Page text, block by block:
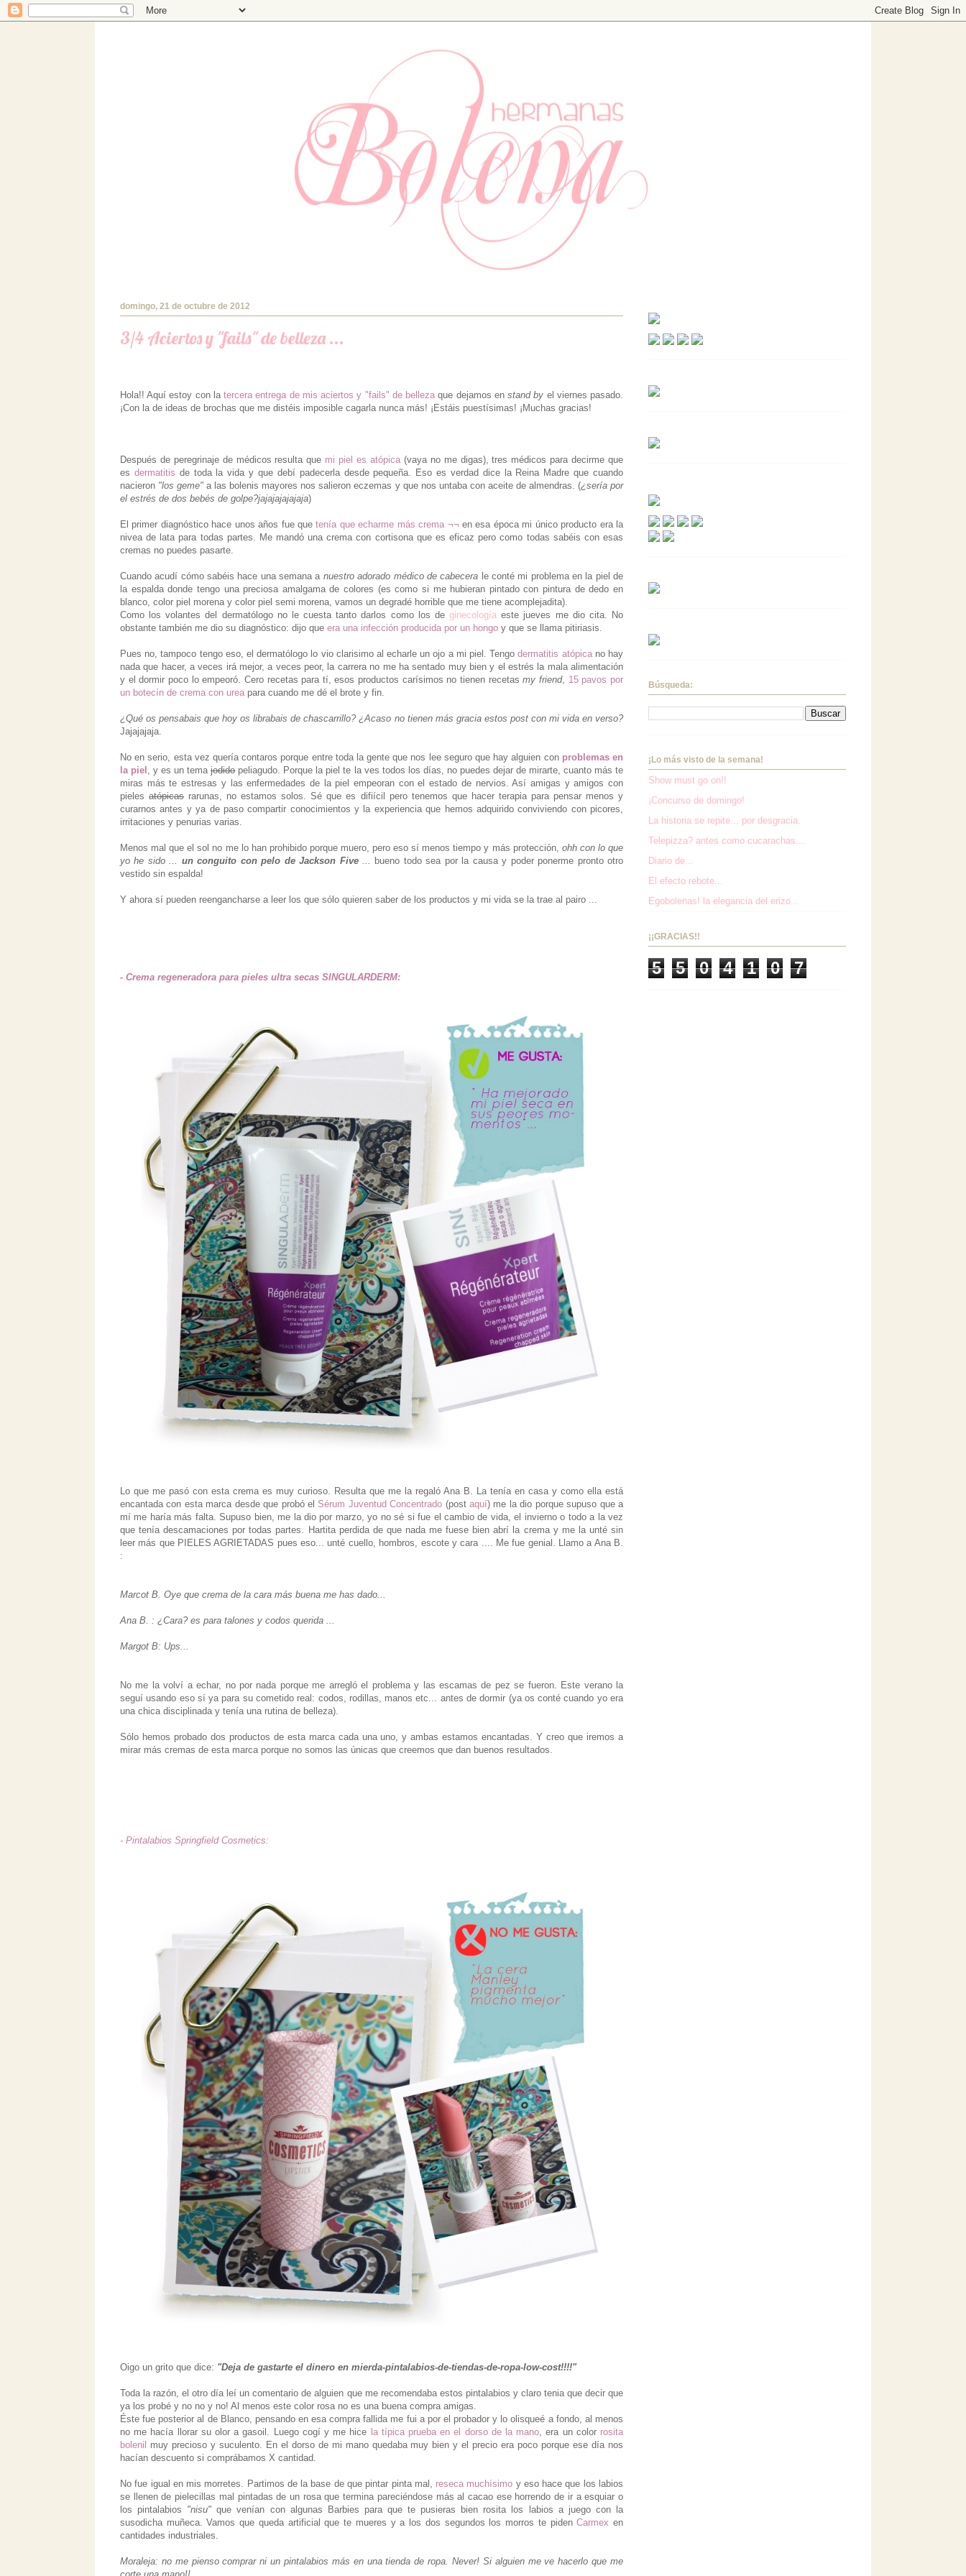
Estudio de diseño con TIENDA ONLINE propia. Especializados en bodas y eventos, también tenemos un apartado dedicado a decoración. Visítanos, ¡te
domingo, 21 de octubre de 2012
3/4 Aciertos y "fails" de belleza ...
Hola!! Aquí estoy con latercera entrega de mis aciertos y "fails" de belleza que dejamos enstand by el viernes pasado.
¡Con la de ideas de brochas que me distéis imposible cagarla nunca más! ¡Estáis puestísimas! ¡Muchas gracias!
Después de peregrinaje de médicos resulta que mi piel es atópica(vaya no me digas), tres médicos para decirme que
es dermatitis de toda la vida y que debí padecerla desde pequeña. Eso es verdad dice la Reina Madre que cuando
nacieron "los geme" a las bolenis mayores nos salieron eczemas y que nos untaba con aceite de almendras. (¿sería por
el estrés de dos bebés de golpe?jajajajajajaja)
El primer diagnóstico hace unos años fue quetenía que echarme más crema ¬¬en esa época mi único producto era la
nivea de lata para todas partes. Me mandó una crema con cortisona que es eficaz pero como todas sabéis con esas
cremas no puedes pasarte.
Cuando acudí cómo sabéis hace una semana a nuestro adorado médico de cabecera le conté mi problema en la piel de
la espalda donde tengo una preciosa amalgama de colores (es como si me hubieran pintado con pintura de dedo en
blanco, color piel morena y color piel semi morena, vamos un degradé horrible que me tiene acomplejadita).
Como los volantes del dermatólogo no le cuesta tanto darlos como los deginecología este jueves me dio cita. No
obstante también me dio su diagnóstico: dijo que era una infección producida por un hongo y que se llama pitiriasis.
Pues no, tampoco tengo eso, el dermatólogo lo vio clarisimo al echarle un ojo a mi piel. Tengodermatitis atópicano hay
nada que hacer, a veces irá mejor, a veces peor, la carrera no me ha sentado muy bien y el estrés la mala alimentación
y el dormir poco lo empeoró. Cero recetas para tí, esos productos carísimos no tienen recetasmy friend, 15 pavos por
un botecín de crema con urea para cuando me dé el brote y fin.
¿Qué os pensabais que hoy os librabais de chascarrillo? ¿Acaso no tienen más gracia estos post con mi vida en verso?
Jajajajaja.
No en serio, esta vez quería contaros porque entre toda la gente que nos lee seguro que hay alguien con problemas en
la piel , y es un temajodidopeliagudo. Porque la piel te la ves todos los días, no puedes dejar de mirarte, cuanto más te
miras más te estresas y las enfermedades de la piel empeoran con el estado de nervios. Así amigas y amigos con
pielesatópicas rarunas, no estamos solos. Sé que es difiícil pero tenemos que hacer terapia para pensar menos y
curarnos antes y ya de paso compartir conocimientos y la experiencia que hemos adquirido conviviendo con picores,
irritaciones y penurias varias.
Menos mal que el sol no me lo han prohibido porque muero, pero eso sí menos tiempo y más protección, ohh con lo que
yo he sido ... un conguito con pelo de Jackson Five...
bueno todo sea por la causa y poder ponerme pronto otro
vestido sin espalda!
Y ahora sí pueden reengancharse a leer los que sólo quieren saber de los productos y mi vida se la trae al pairo ...
- Crema regeneradora para pieles ultra secas SINGULARDERM:
Lo que me pasó con esta crema es muy curioso. Resulta que me la regaló Ana B. La tenía en casa y como ella está
encantada con esta marca desde que probó el Sérum Juventud Concentrado (postaquí) me la dio porque supuso que a
mí me haría más falta. Supuso bien, me la dio por marzo, yo no sé si fue el cambio de vida, el invierno o todo a la vez
que tenía descamaciones por todas partes. Hartita perdida de que nada me fuese bien abrí la crema y me la unté sin
leer más que PIELES AGRIETADAS pues eso... unté cuello, hombros, escote y cara .... Me fue genial. Llamo a Ana B.
:
Marcot B. Oye que crema de la cara más buena me has dado...
Ana B. : ¿Cara? es para talones y codos querida ...
Margot B: Ups...
No me la volví a echar, no por nada porque me arregló el problema y las escamas de pez se fueron. Este verano la
seguí usando eso sí ya para su cometido real: codos, rodillas, manos etc... antes de dormir (ya os conté cuando yo era
una chica disciplinada y tenía una rutina de belleza).
Sólo hemos probado dos productos de esta marca cada una uno, y ambas estamos encantadas. Y creo que iremos a
mirar más cremas de esta marca porque no somos las únicas que creemos que dan buenos resultados.
- Pintalabios Springfield Cosmetics:
Oigo un grito que dice: "Deja de gastarte el dinero en mierda-pintalabios-de-tiendas-de-ropa-low-cost!!!!"
Toda la razón, el otro día leí un comentario de alguien que me recomendaba estos pintalabios y claro tenia que decir que
ya los probé y no no y no! Al menos este color rosa no es una buena compra amigas.
Éste fue posterior al de Blanco, pensando en esa compra fallida me fui a por el probador y lo olisqueé a fondo, al menos
no me hacía llorar su olor a gasoil. Luego cogí y me hice la típica prueba en el dorso de la mano , era un color rosita
bolenil muy precioso y suculento. En el dorso de mi mano quedaba muy bien y el precio era poco porque ese día nos
hacían descuento si comprábamos X cantidad.
No fue igual en mis morretes. Partimos de la base de que pintar pinta mal, reseca muchísimo y eso hace que los labios
se llenen de pielecillas mal pintadas de un rosa que termina pareciéndose más al cacao ese horrendo de ir a esquiar o
los pintalabios "nisu" que venían con algunas Barbies para que te pusieras bien rosita los labios a juego con la
susodicha muñeca. Vamos que queda artificial que te mueres y a los dos segundos los morros te pidenCarmex en
cantidades industriales.
Moraleja: no me pienso comprar ni un pintalabios más en una tienda de ropa. Never! Si alguien me ve hacerlo que me
Búsqueda:
¡Lo más visto de la semana!
Show must go on!!
¡Concurso de domingo!
La historia se repite... por desgracia.
Telepizza? antes como cucarachas...
Diario de...
El efecto rebote...
Egobolenas! la elegancia del erizo...
¡¡GRACIAS!!
5 5 0 4 1 0 7